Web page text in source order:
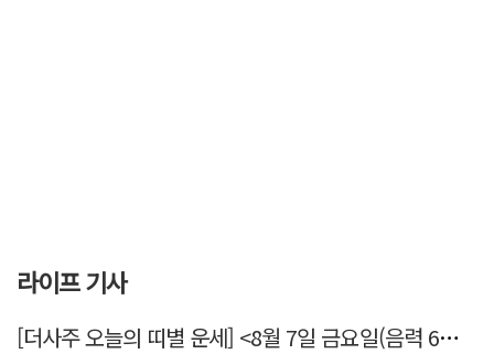
라이프 기사
[더사주 오늘의 띠별 운세] <8월 7일 금요일(음력 6월25일)>